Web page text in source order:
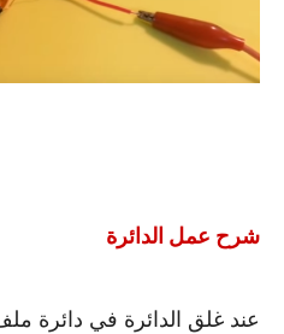
شرح عمل الدائرة
عند غلق الدائرة في دائرة ملف